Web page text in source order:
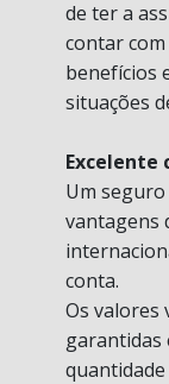
de ter a
contar
benefícios
situações
Excelente
Um
vantagens
conta.
Os valores
garantidas
quantidade